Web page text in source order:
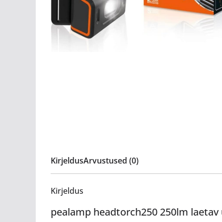
KirjeldusArvustused (0)
Kirjeldus
pealamp headtorch250 250lm